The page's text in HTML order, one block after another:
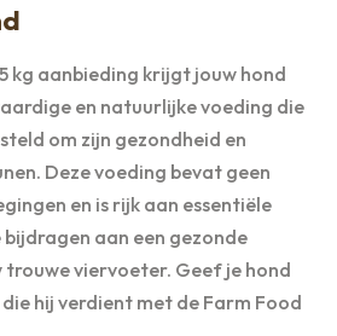
kg aanbieding krijgt jouw hond
en natuurlijke voeding die
om zijn gezondheid en
Deze voeding bevat geen
en is rijk aan essentiële
aan een gezonde
trouwe viervoeter. Geef je hond
hij verdient met de Farm Food